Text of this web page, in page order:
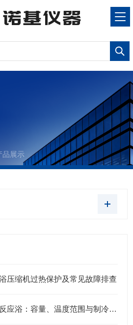
品展示
压缩机过热保护及常见故障排查
如何选择合适的低温反应浴：容量、温度范围与制冷方式